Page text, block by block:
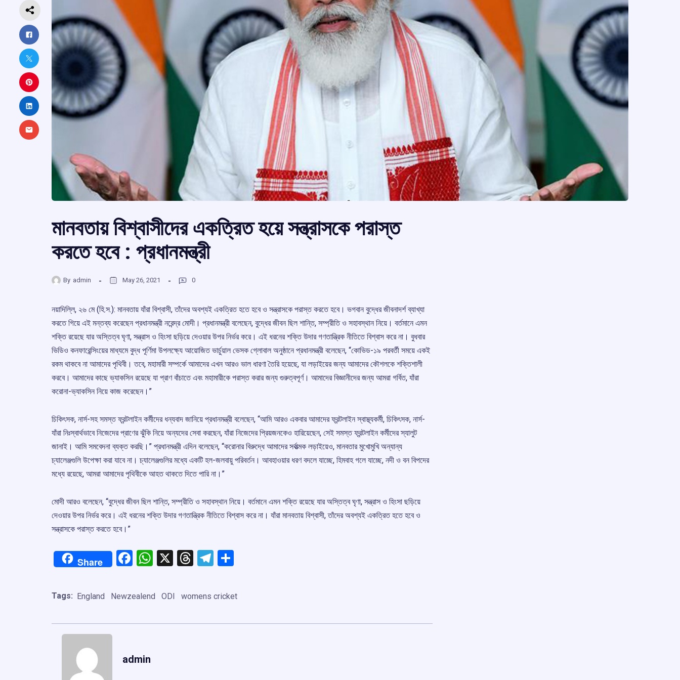
মানবতায় বিশ্বাসীদের একত্রিত হয়ে সন্ত্রাসকে পরাস্ত
করতে হবে : প্রধানমন্ত্রী
By admin May 26, 2021 0
নয়াদিল্লি, ২৬ মে (হি.স.): মানবতায় যাঁরা বিশ্বাসী, তাঁদের অবশ্যই একত্রিত হতে হবে ও সন্ত্রাসকে পরাস্ত করতে হবে। ভগবান বুদ্ধের জীবনাদর্শ ব্যাখ্যা
করতে গিয়ে এই মন্তব্য করেছেন প্রধানমন্ত্রী নরেন্দ্র মোদী। প্রধানমন্ত্রী বলেছেন, বুদ্ধের জীবন ছিল শান্তি, সম্প্রীতি ও সহাবস্থান নিয়ে। বর্তমানে এমন
শক্তি রয়েছে যার অস্তিত্ব ঘৃণা, সন্ত্রাস ও হিংসা ছড়িয়ে দেওয়ার উপর নির্ভর করে। এই ধরনের শক্তি উদার গণতান্ত্রিক নীতিতে বিশ্বাস করে না। বুধবার
ভিডিও কনফারেন্সিংয়ের মাধ্যমে বুদ্ধ পূর্ণিমা উপলক্ষ্যে আয়োজিত ভার্চুয়াল ভেসক গ্লোবাল অনুষ্ঠানে প্রধানমন্ত্রী বলেছেন, “কোভিড-১৯ পরবর্তী সময়ে একই
রকম থাকবে না আমাদের পৃথিবী। তবে, মহামারী সম্পর্কে আমাদের এখন আরও ভাল ধারণা তৈরি হয়েছে, যা লড়াইয়ের জন্য আমাদের কৌশলকে শক্তিশালী
করবে। আমাদের কাছে ভ্যাকসিন রয়েছে যা প্রাণ বাঁচাতে এবং মহামারীকে পরাস্ত করার জন্য গুরুত্বপূর্ণ। আমাদের বিজ্ঞানীদের জন্য আমরা গর্বিত, যাঁরা
করোনা-ভ্যাকসিন নিয়ে কাজ করেছেন।”
চিকিৎসক, নার্স-সহ সমস্ত ফ্রন্টলাইন কর্মীদের ধন্যবাদ জানিয়ে প্রধানমন্ত্রী বলেছেন, “আমি আরও একবার আমাদের ফ্রন্টলাইন স্বাস্থ্যকর্মী, চিকিৎসক, নার্স-
যাঁরা নিঃস্বার্থভাবে নিজেদের প্রাণের ঝুঁকি নিয়ে অন্যদের সেবা করছেন, যাঁরা নিজেদের প্রিয়জনকেও হারিয়েছেন, সেই সমস্ত ফ্রন্টলাইন কর্মীদের স্যালুট
জানাই। আমি সমবেদনা ব্যক্ত করছি।” প্রধানমন্ত্রী এদিন বলেছেন, “করোনার বিরুদ্ধে আমাদের সর্বাত্মক লড়াইয়েও, মানবতার মুখোমুখি অন্যান্য
চ্যালেঞ্জগুলি উপেক্ষা করা যাবে না। চ্যালেঞ্জগুলির মধ্যে একটি হল-জলবায়ু পরিবর্তন। আবহাওয়ার ধরণ বদলে যাচ্ছে, হিমবাহ গলে যাচ্ছে, নদী ও বন বিপদের
মধ্যে রয়েছে, আমরা আমাদের পৃথিবীকে আহত থাকতে দিতে পারি না।”
মোদী আরও বলেছেন, “বুদ্ধের জীবন ছিল শান্তি, সম্প্রীতি ও সহাবস্থান নিয়ে। বর্তমানে এমন শক্তি রয়েছে যার অস্তিত্ব ঘৃণা, সন্ত্রাস ও হিংসা ছড়িয়ে
দেওয়ার উপর নির্ভর করে। এই ধরনের শক্তি উদার গণতান্ত্রিক নীতিতে বিশ্বাস করে না। যাঁরা মানবতায় বিশ্বাসী, তাঁদের অবশ্যই একত্রিত হতে হবে ও
সন্ত্রাসকে পরাস্ত করতে হবে।”
Share Facebook
WhatsApp
X Threads
Telegram
Tags: England Newzealend ODI womens cricket
admin